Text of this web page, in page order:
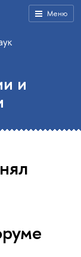
Меню
и